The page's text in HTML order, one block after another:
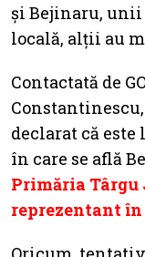
și Bejinaru, unii
locală, alții au
Contactată de
declarat că
în care se află
Primăria Târgu
reprezentant